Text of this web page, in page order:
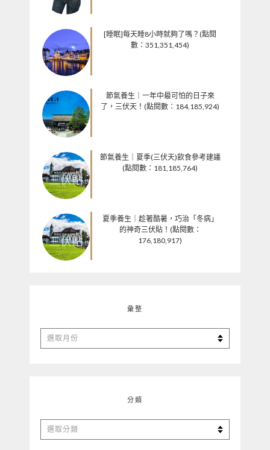
[睡眠]每天睡8小時就夠了嗎？(點閱
數：351,351,454)
節氣養生｜一年中最可怕的日子來
了，三伏天！(點閱數：184,185,924)
節氣養生｜夏季(三伏天)飲食參考建議
(點閱數：181,185,764)
夏季養生｜趁著酷暑，巧治「冬病」
的神奇三伏貼！(點閱數：
176,180,917)
彙整
彙
整
分類
分
類